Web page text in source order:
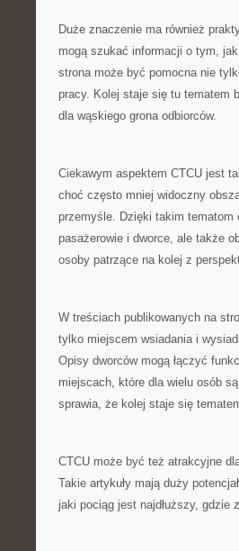
Duże znaczenie ma również
mogą szukać informacji o tym,
strona może być pomocna nie
pracy. Kolej staje się tu tematem
dla wąskiego grona odbiorców.
Ciekawym aspektem CTCU jest
choć często mniej widoczny
przemyśle. Dzięki takim
pasażerowie i dworce, ale także
osoby patrzące na kolej z
W treściach publikowanych na
tylko miejscem wsiadania i
Opisy dworców mogą łączyć
miejscach, które dla wielu osób
sprawia, że kolej staje się
CTCU może być też atrakcyjne
Takie artykuły mają duży
jaki pociąg jest najdłuższy, gdzie